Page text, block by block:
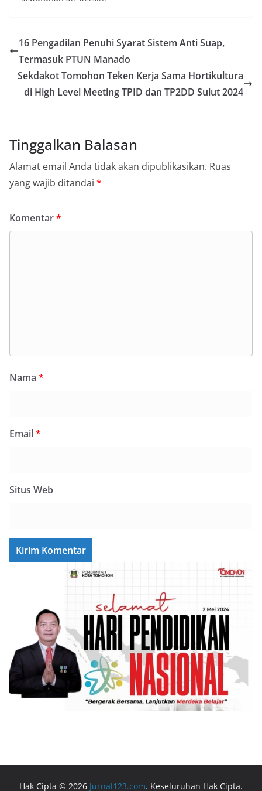
16 Pengadilan Penuhi Syarat Sistem Anti Suap,
Termasuk PTUN Manado
Sekdakot Tomohon Teken Kerja Sama Hortikultura
di High Level Meeting TPID dan TP2DD Sulut 2024
Tinggalkan Balasan
Alamat email Anda tidak akan dipublikasikan. Ruas
yang wajib ditandai *
Komentar*
Nama *
Email*
Situs Web
Hak Cipta © 2026 Jurnal123.com. Keseluruhan Hak Cipta.